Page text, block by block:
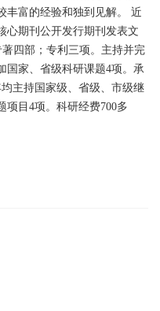
丰富的经验和独到见解。 近
心期刊公开发行期刊发表文
四部；专利三项。主持并完
国家、省级科研课题4项。承
主持国家级、省级、市级继
项目4项。科研经费700多